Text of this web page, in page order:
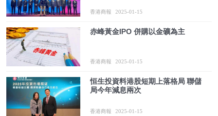
香港商報 2025-01-15
赤峰黃金IPO 併購以金礦為主
香港商報 2025-01-15
恒生投資料港股短期上落格局 聯儲
局今年減息兩次
香港商報 2025-01-15